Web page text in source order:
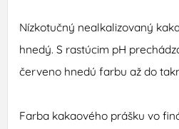
Nízkotučný nealkalizovaný
hnedý. S rastúcim pH
červeno hnedú farbu až do
Farba kakaového prášku vo